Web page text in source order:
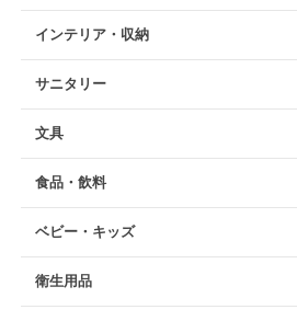
インテリア・収納
サニタリー
文具
食品・飲料
ベビー・キッズ
衛生用品